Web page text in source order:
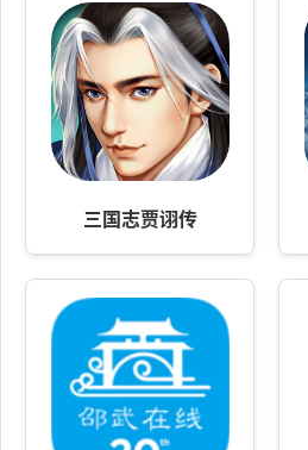
三国志贾诩传